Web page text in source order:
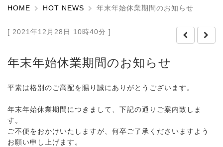
HOME HOT NEWS 年末年始休業期間のお知らせ
[ 2021年12月28日 10時40分 ]
年末年始休業期間のお知らせ
平素は格別のご高配を賜り誠にありがとうございます。
年末年始休業期間につきまして、下記の通りご案内致しま
す。
ご不便をおかけいたしますが、何卒ご了承くださいますよう
お願い申し上げます。